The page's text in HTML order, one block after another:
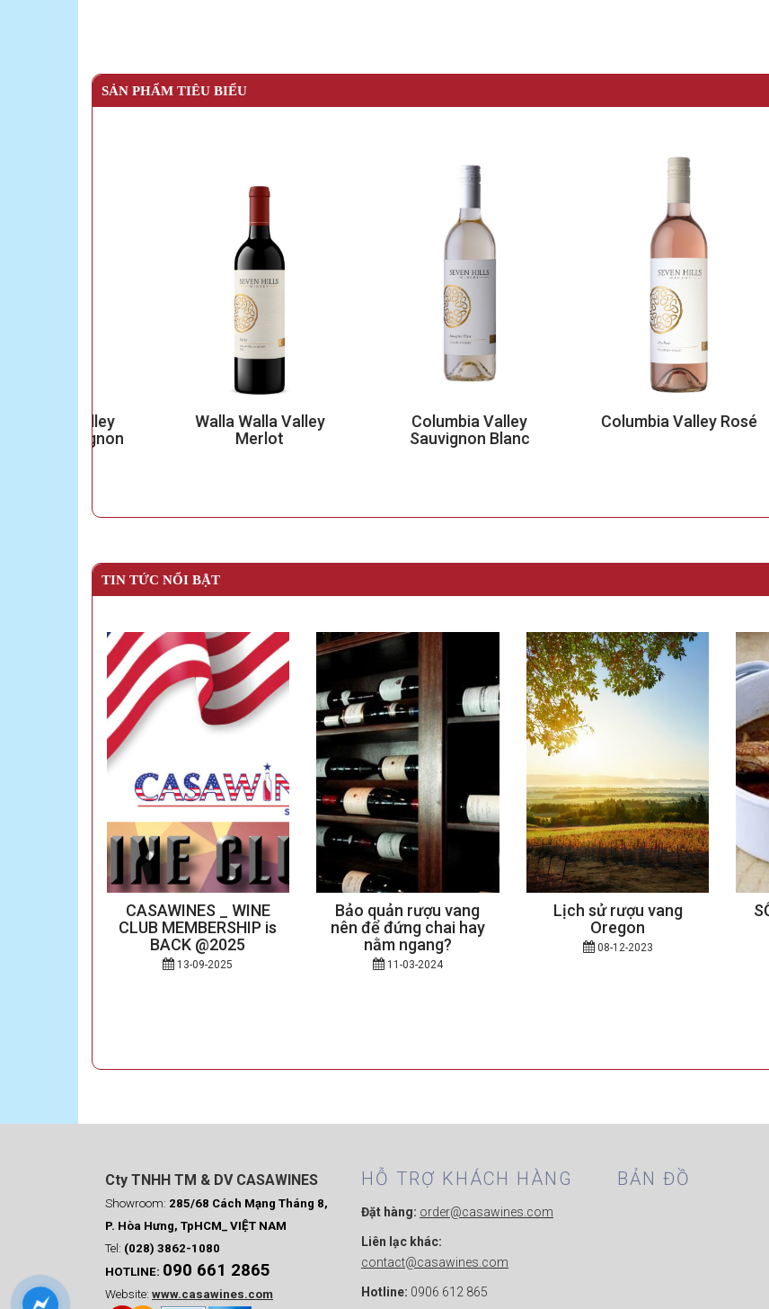
SẢN PHẨM TIÊU BIỂU
Walla Walla Valley
Columbia Valley
Sauvignon Blanc
Columbia Valley Rosé
TIN TỨC NỔI BẬT
CASAWINES _ WINE
CLUB MEMBERSHIP is
BACK @2025
13-09-2025
Bảo quản rượu vang
nên để đứng chai hay
nằm ngang?
11-03-2024
Lịch sử rượu vang
Oregon
08-12-2023
Cty TNHH TM & DV CASAWINES
Showroom: 285/68 Cách Mạng Tháng 8,
P. Hòa Hưng, TpHCM_ VIỆT NAM
Tel: (028) 3862-1080
HOTLINE: 090 661 2865
Website: www.casawines.com
HỖ TRỢ KHÁCH HÀNG
Đặt hàng: order@casawines.com
Liên lạc khác:
contact@casawines.com
Hotline: 0906 612 865
BẢN ĐỒ